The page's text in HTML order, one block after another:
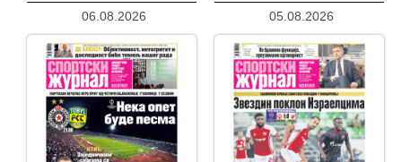
06.08.2026 05.08.2026